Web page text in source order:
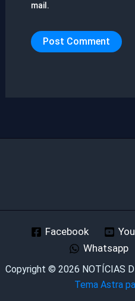
mail.
Facebook
Whatsapp
Copyright © 2026 NOTÍCIAS
Tema Astra